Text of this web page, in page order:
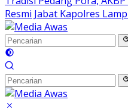
Resmi Jabat Kapolres